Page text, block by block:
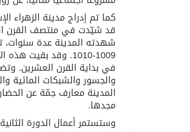
كما تم إدراج مدينة الزهراء
قد شيّدت في منتصف القرن
شهدته المدينة عدة سنوات،
في بداية القرن العشرين.
والجسور والشبكات المائية
المدينة معارف جمّة عن
مجدها.
وستستمر أعمال الدورة الثانية